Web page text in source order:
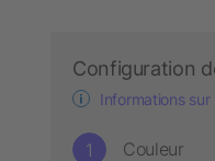
Configuration
Informations
Couleur